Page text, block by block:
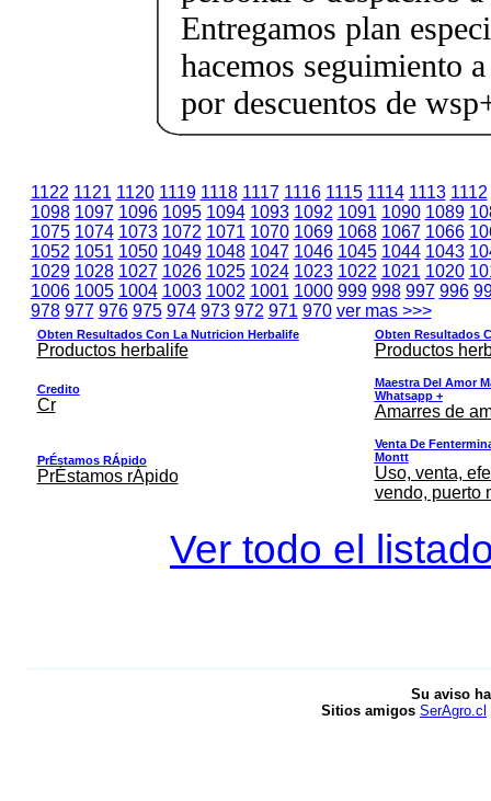
Entregamos plan
hacemos seguimiento
por descuentos de
1122 1121 1120 1119 1118 1117 1116 1115 1114 1113 1112
1098 1097 1096 1095 1094 1093 1092 1091 1090 1089
1075 1074 1073 1072 1071 1070 1069 1068 1067 1066
1052 1051 1050 1049 1048 1047 1046 1045 1044 1043
1029 1028 1027 1026 1025 1024 1023 1022 1021 1020
1006 1005 1004 1003 1002 1001 1000 999 998 997 996
978 977 976 975 974 973 972 971 970 ver mas >>>
Obten Resultados Con La Nutricion Herbalife
Productos herbalife
Obten Resultados
Productos
Credito
Cr
Maestra Del Amor
Whatsapp +
Amarres de
PrÉstamos RÁpido
PrÉstamos rÁpido
Venta De
Montt
Uso, venta,
vendo, puerto
Ver todo el
Su aviso
Sitios amigos SerAgro.cl